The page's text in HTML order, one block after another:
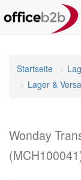
Startseite
Lager &
Wonday